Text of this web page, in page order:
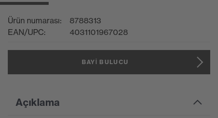
Ürün numarası:
8788313
EAN/UPC:
4031101967028
BAYI BULUCU
Açıklama